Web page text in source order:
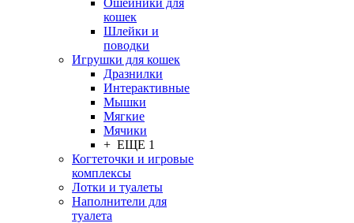
Ошейники для
кошек
Шлейки и
поводки
Игрушки для кошек
Дразнилки
Интерактивные
Мышки
Мягкие
Мячики
+ ЕЩЕ 1
Когтеточки и игровые
комплексы
Лотки и туалеты
Наполнители для
туалета